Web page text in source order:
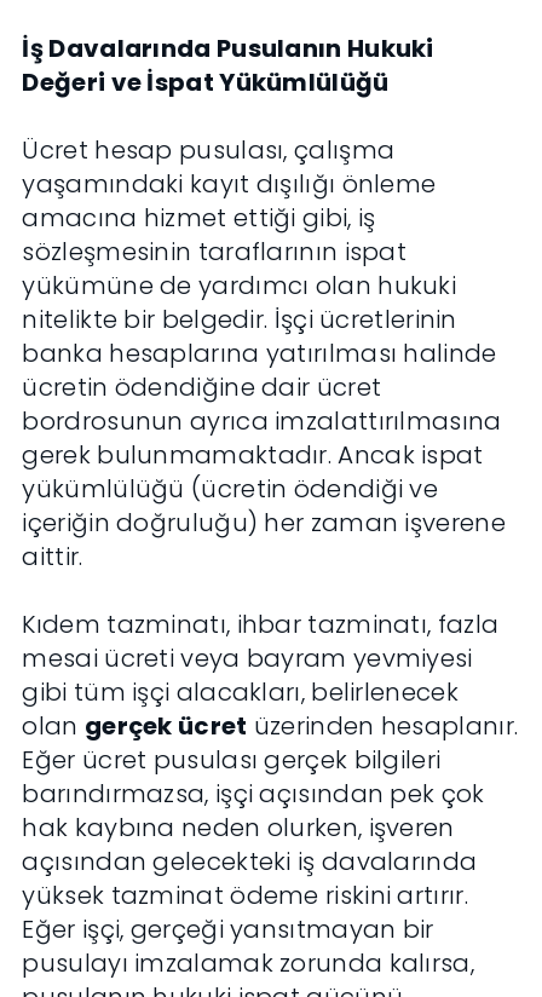
İş Davalarında Pusulanın Hukuki
Değeri ve İspat Yükümlülüğü
Ücret hesap pusulası, çalışma
yaşamındaki kayıt dışılığı önleme
amacına hizmet ettiği gibi, iş
sözleşmesinin taraflarının ispat
yükümüne de yardımcı olan hukuki
nitelikte bir belgedir. İşçi ücretlerinin
banka hesaplarına yatırılması halinde
ücretin ödendiğine dair ücret
bordrosunun ayrıca imzalattırılmasına
gerek bulunmamaktadır. Ancak ispat
yükümlülüğü (ücretin ödendiği ve
içeriğin doğruluğu) her zaman işverene
aittir.
Kıdem tazminatı, ihbar tazminatı, fazla
mesai ücreti veya bayram yevmiyesi
gibi tüm işçi alacakları, belirlenecek
olan gerçek ücret üzerinden hesaplanır.
Eğer ücret pusulası gerçek bilgileri
barındırmazsa, işçi açısından pek çok
hak kaybına neden olurken, işveren
açısından gelecekteki iş davalarında
yüksek tazminat ödeme riskini artırır.
Eğer işçi, gerçeği yansıtmayan bir
pusulayı imzalamak zorunda kalırsa,